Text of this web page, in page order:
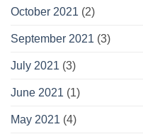
October 2021 (2)
September 2021 (3)
July 2021 (3)
June 2021 (1)
May 2021 (4)